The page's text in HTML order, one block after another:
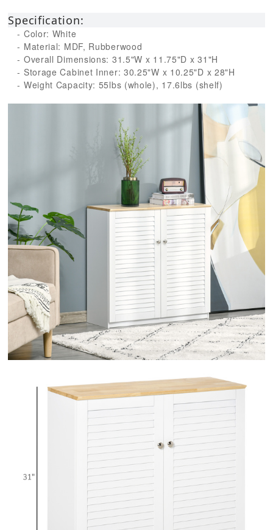
Specification:
- Color: White
- Material: MDF, Rubberwood
- Overall Dimensions: 31.5"W x 11.75"D x 31"H
- Storage Cabinet Inner: 30.25"W x 10.25"D x 28"H
- Weight Capacity: 55lbs (whole), 17.6lbs (shelf)